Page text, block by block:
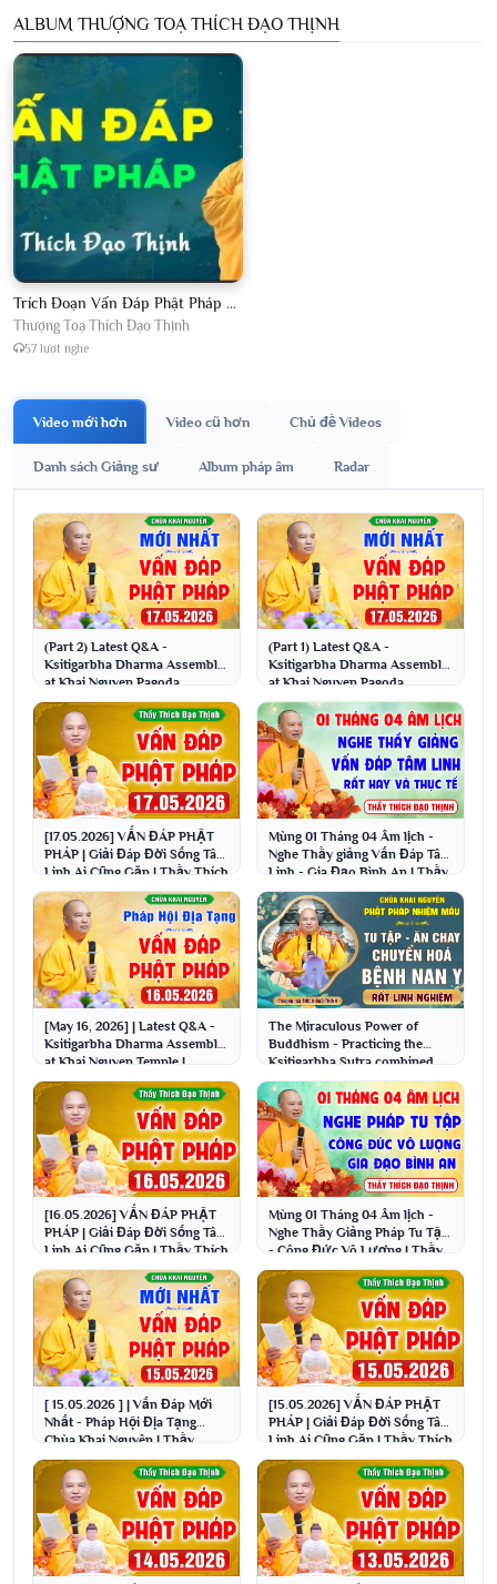
ALBUM THƯỢNG TOẠ THÍCH ĐẠO THỊNH
Trích Đoạn Vấn Đáp Phật Pháp 2026
Thượng Toạ Thích Đạo Thịnh
57 lượt nghe
Video mới hơn Video cũ hơn Chủ đề Videos
Danh sách Giảng sư Album pháp âm Radar
(Part 2) Latest Q&A -
Ksitigarbha Dharma Assembly
at Khai Nguyen Pagoda
05/17/2026 | Venerable Th...
(Part 1) Latest Q&A -
Ksitigarbha Dharma Assembly
at Khai Nguyen Pagoda
05/17/2026 | Venerable Th...
[17.05.2026] VẤN ĐÁP PHẬT
PHÁP | Giải Đáp Đời Sống Tâm
Linh Ai Cũng Gặp | Thầy Thích
Đạo Thịnh
Mùng 01 Tháng 04 Âm lịch -
Nghe Thầy giảng Vấn Đáp Tâm
Linh - Gia Đạo Bình An | Thầy
Thích Đạo Thịnh
[May 16, 2026] | Latest Q&A -
Ksitigarbha Dharma Assembly
at Khai Nguyen Temple |
Venerable Thich...
The Miraculous Power of
Buddhism - Practicing the
Ksitigarbha Sutra combined
with taking peppermi...
[16.05.2026] VẤN ĐÁP PHẬT
PHÁP | Giải Đáp Đời Sống Tâm
Linh Ai Cũng Gặp | Thầy Thích
Đạo Thịnh
Mùng 01 Tháng 04 Âm lịch -
Nghe Thầy Giảng Pháp Tu Tập
- Công Đức Vô Lượng | Thầy
Thích Đạo Thịnh
[ 15.05.2026 ] | Vấn Đáp Mới
Nhất - Pháp Hội Địa Tạng
Chùa Khai Nguyên | Thầy
Thích Đạo Thịnh
[15.05.2026] VẤN ĐÁP PHẬT
PHÁP | Giải Đáp Đời Sống Tâm
Linh Ai Cũng Gặp | Thầy Thích
Đạo Thịnh